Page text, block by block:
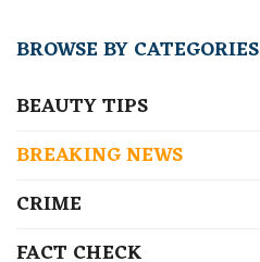
BROWSE BY CATEGORIES
BEAUTY TIPS
BREAKING NEWS
CRIME
FACT CHECK